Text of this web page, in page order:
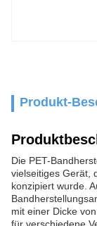
Produkt-
Die PET-
vielseitiges Gerät,
konzipiert wurde.
mit einer Dicke